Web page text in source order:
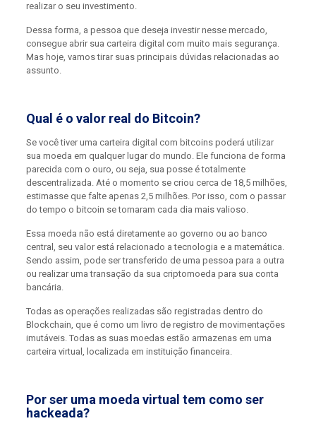
realizar o seu investimento.
Dessa forma, a pessoa que deseja investir nesse mercado,
consegue abrir sua carteira digital com muito mais segurança.
Mas hoje, vamos tirar suas principais dúvidas relacionadas ao
assunto.
Qual é o valor real do Bitcoin?
Se você tiver uma carteira digital com bitcoins poderá utilizar
sua moeda em qualquer lugar do mundo. Ele funciona de forma
parecida com o ouro, ou seja, sua posse é totalmente
descentralizada. Até o momento se criou cerca de 18,5 milhões,
estimasse que falte apenas 2,5 milhões. Por isso, com o passar
do tempo o bitcoin se tornaram cada dia mais valioso.
Essa moeda não está diretamente ao governo ou ao banco
central, seu valor está relacionado a tecnologia e a matemática.
Sendo assim, pode ser transferido de uma pessoa para a outra
ou realizar uma transação da sua criptomoeda para sua conta
bancária.
Todas as operações realizadas são registradas dentro do
Blockchain, que é como um livro de registro de movimentações
imutáveis. Todas as suas moedas estão armazenas em uma
carteira virtual, localizada em instituição financeira.
Por ser uma moeda virtual tem como ser
hackeada?